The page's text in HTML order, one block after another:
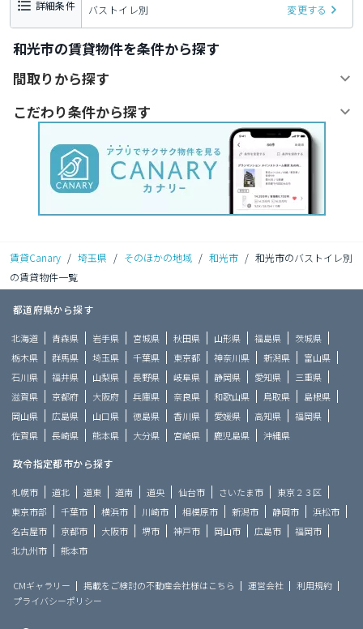
詳細条件 バストイレ別 変更する
和光市の賃貸物件を条件から探す
間取りから探す
こだわり条件から探す
賃貸Canary / 埼玉県 / そのほかの地域 / 和光市 / 和光市のバストイレ別
の賃貸物件一覧
都道府県から探す
北海道 青森県 岩手県 宮城県 秋田県 山形県 福島県
茨城県
栃木県
群馬県 埼玉県 千葉県 東京都 神奈川県 新潟県
富山県
石川県
福井県 山梨県 長野県 岐阜県 静岡県 愛知県
三重県
滋賀県
京都府 大阪府 兵庫県 奈良県 和歌山県 鳥取県
島根県
岡山県
広島県 山口県 徳島県 香川県 愛媛県 高知県
福岡県
佐賀県
長崎県 熊本県 大分県 宮崎県 鹿児島県 沖縄県
政令指定都市から探す
札幌市 道北 道東 道南 道央 仙台市 さいたま市
東京２３区
東京市部
千葉市 横浜市 川崎市 相模原市 新潟市 静岡市
浜松市
名古屋市
京都市 大阪市 堺市 神戸市 岡山市 広島市
福岡市
北九州市
熊本市
CMギャラリー 掲載をご検討の不動産会社様はこちら 運営会社
利用規約
プライバシーポリシー